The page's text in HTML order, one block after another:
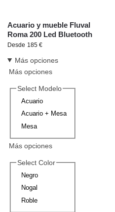
Acuario y mueble Fluval
Roma 200 Led Bluetooth
Desde 185 €
Más opciones
Más opciones
Select Modelo
Acuario
Acuario + Mesa
Mesa
Más opciones
Select Color
Negro
Nogal
Roble